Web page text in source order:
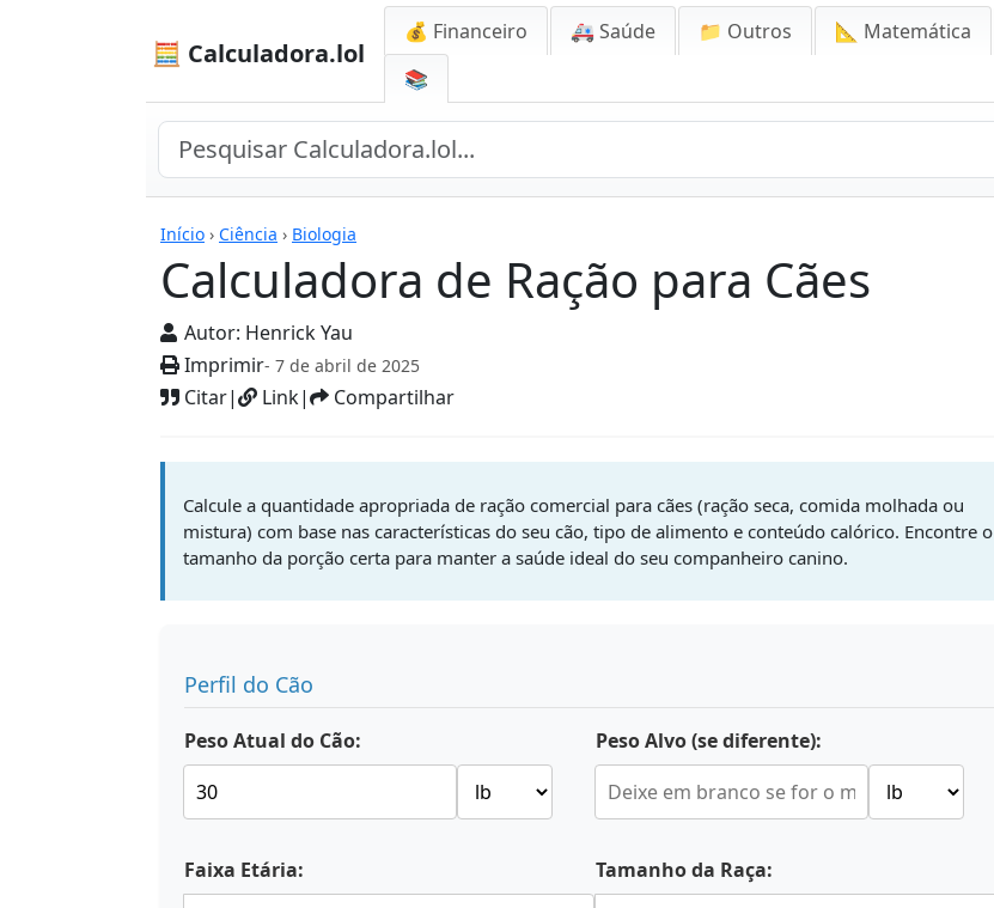
🧮 Calculadora.lol
💰 Financeiro 🚑 Saúde 📁 Outros 📐 Matemática
📚
Início › Ciência › Biologia
Calculadora de Ração para Cães
Autor: Henrick Yau
Imprimir- 7 de abril de 2025
Citar| Link| Compartilhar
Calculadoras
Calcule a quantidade apropriada de ração comercial para cães (ração seca, comida molhada ou
mistura) com base nas características do seu cão, tipo de alimento e conteúdo calórico. Encontre o
tamanho da porção certa para manter a saúde ideal do seu companheiro canino.
Perfil do Cão
Peso Atual do Cão: Peso Alvo (se diferente):
Faixa Etária: Tamanho da Raça: